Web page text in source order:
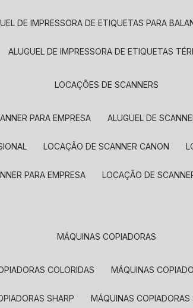
DE IMPRESSORA DE ETIQUETAS PARA
ALUGUEL DE IMPRESSORA DE ETIQUETAS
LOCAÇÕES DE SCANNERS
PARA EMPRESA ALUGUEL DE
LOCAÇÃO DE SCANNER CANON
PARA EMPRESA LOCAÇÃO DE
MÁQUINAS COPIADORAS
COLORIDAS MÁQUINAS
SHARP MÁQUINAS